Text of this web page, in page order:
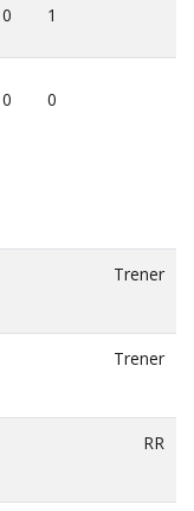
0 1
0 0
Trener
Trener
RR